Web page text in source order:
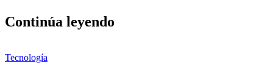
Continúa leyendo
Tecnología